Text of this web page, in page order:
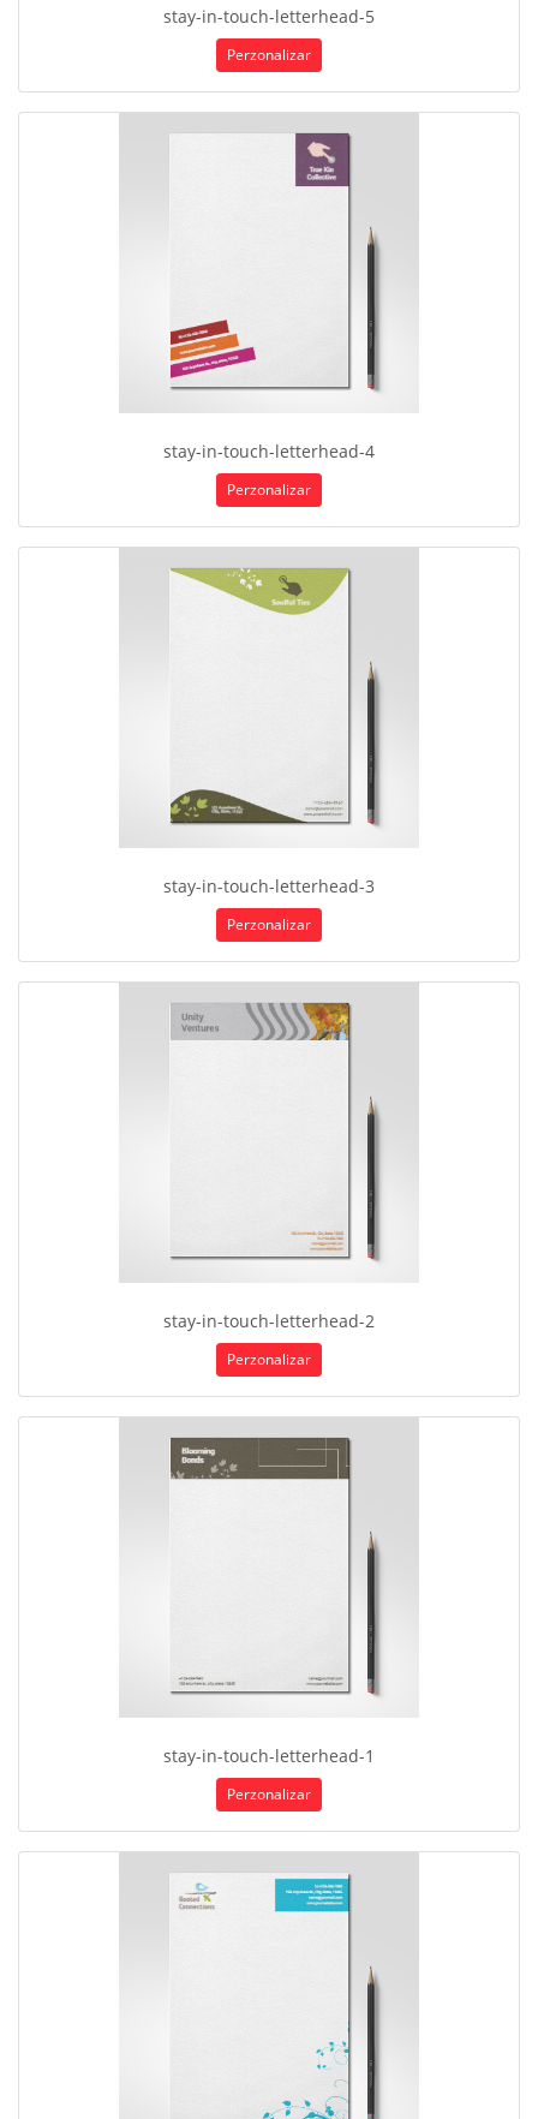
stay-in-touch-letterhead-5
Perzonalizar
stay-in-touch-letterhead-4
Perzonalizar
stay-in-touch-letterhead-3
Perzonalizar
stay-in-touch-letterhead-2
Perzonalizar
stay-in-touch-letterhead-1
Perzonalizar